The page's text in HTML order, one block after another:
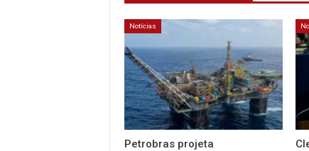
Notícias
Petrobras projeta